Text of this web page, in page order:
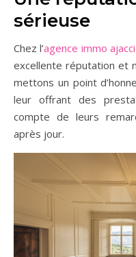
sérieuse
Chez l’agence immo
excellente réputation et
mettons un point
leur offrant des
compte de leurs
après jour.